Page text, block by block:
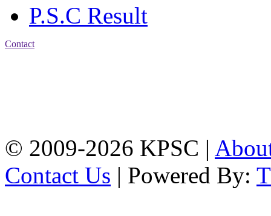
P.S.C Result
Contact
© 2009-2026 KPSC |
Contact Us | Powered By: